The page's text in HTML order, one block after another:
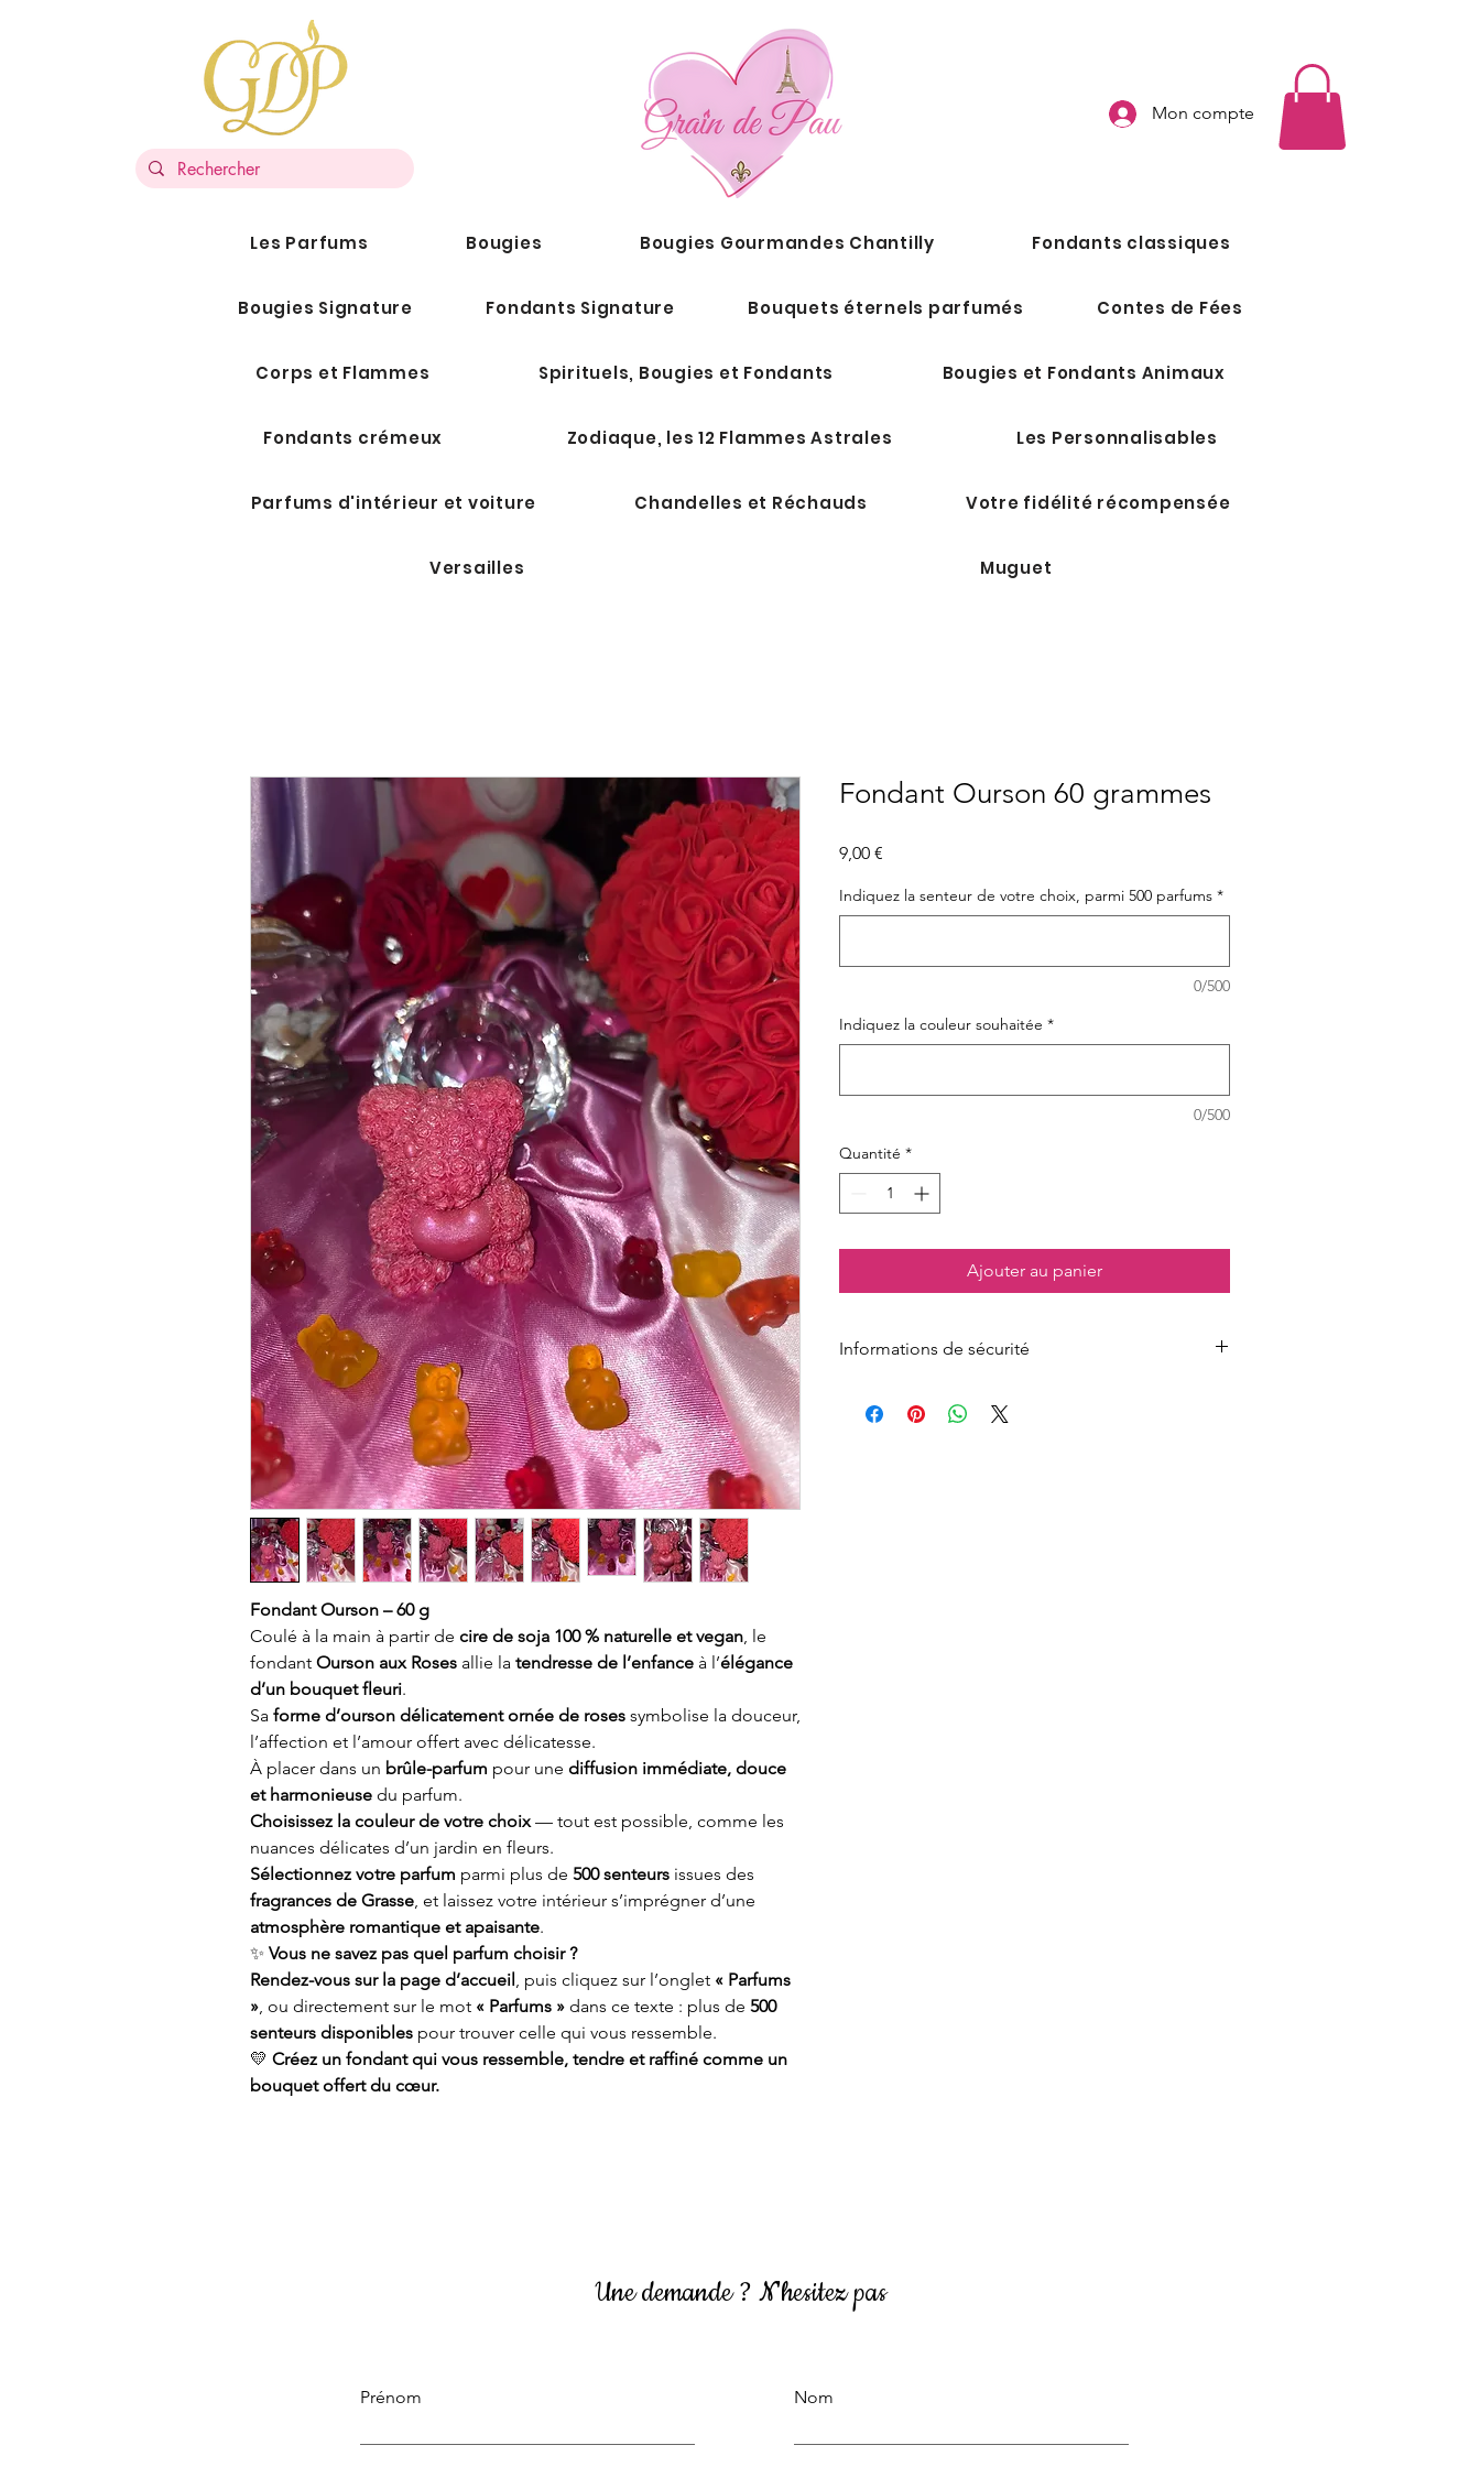
Mon compte
Les Parfums Bougies Bougies Gourmandes Chantilly Fondants classiques
Bougies Signature Fondants Signature Bouquets éternels parfumés Contes de Fées
Corps et Flammes Spirituels, Bougies et Fondants Bougies et Fondants Animaux
Fondants crémeux Zodiaque, les 12 Flammes Astrales Les Personnalisables
Parfums d'intérieur et voiture Chandelles et Réchauds Votre fidélité récompensée
Versailles Muguet
Fondant Ourson – 60 g
Coulé à la main à partir de cire de soja 100 % naturelle et vegan, le
fondant Ourson aux Roses allie la tendresse de l’enfance à l’élégance
d’un bouquet fleuri.
Sa forme d’ourson délicatement ornée de roses symbolise la douceur,
l’affection et l’amour offert avec délicatesse.
À placer dans un brûle-parfum pour une diffusion immédiate, douce
et harmonieuse du parfum.
Choisissez la couleur de votre choix— tout est possible, comme les
nuances délicates d’un jardin en fleurs.
Sélectionnez votre parfum parmi plus de 500 senteurs issues des
fragrances de Grasse, et laissez votre intérieur s’imprégner d’une
atmosphère romantique et apaisante.
✨ Vous ne savez pas quel parfum choisir ?
Rendez-vous sur la page d’accueil, puis cliquez sur l’onglet « Parfums
», ou directement sur le mot « Parfums » dans ce texte : plus de 500
senteurs disponibles pour trouver celle qui vous ressemble.
💛 Créez un fondant qui vous ressemble, tendre et raffiné comme un
bouquet offert du cœur.
Fondant Ourson 60 grammes
9,00 €
Indiquez la senteur de votre choix, parmi 500 parfums *
0/500
Indiquez la couleur souhaitée *
0/500
Quantité *
Ajouter au panier
Informations de sécurité
allergènes varient selon le parfum choisi.
Une demande ? N'hesitez pas
Prénom Nom